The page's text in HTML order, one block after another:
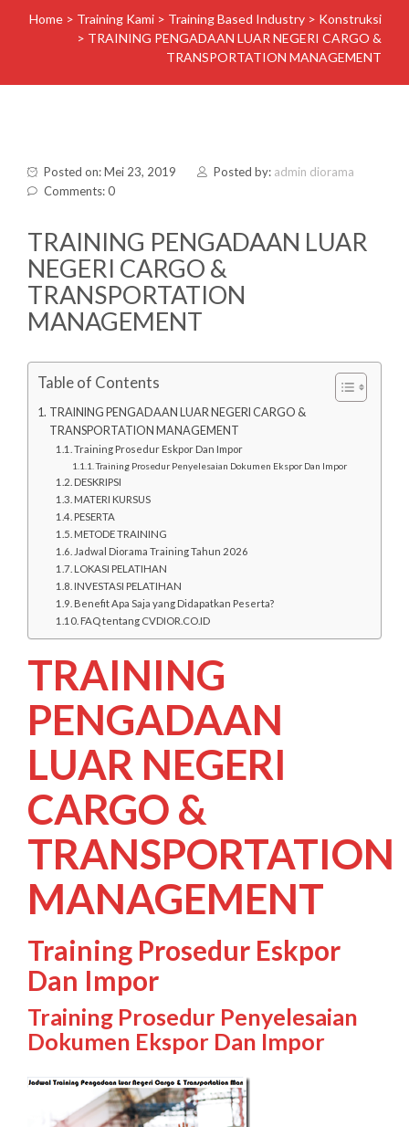
Home > Training Kami > Training Based Industry > Konstruksi
> TRAINING PENGADAAN LUAR NEGERI CARGO &
TRANSPORTATION MANAGEMENT
Posted on: Mei 23, 2019 Posted by: admin diorama
Comments: 0
TRAINING PENGADAAN LUAR
NEGERI CARGO &
TRANSPORTATION
MANAGEMENT
Table of Contents
TRAINING PENGADAAN LUAR NEGERI CARGO &
TRANSPORTATION MANAGEMENT
Training Prosedur Eskpor Dan Impor
Training Prosedur Penyelesaian Dokumen Ekspor Dan Impor
DESKRIPSI
MATERI KURSUS
PESERTA
METODE TRAINING
Jadwal Diorama Training Tahun 2026
LOKASI PELATIHAN
INVESTASI PELATIHAN
Benefit Apa Saja yang Didapatkan Peserta?
FAQ tentang CVDIOR.CO.ID
TRAINING
PENGADAAN
LUAR NEGERI
CARGO &
TRANSPORTATION
MANAGEMENT
Training Prosedur Eskpor
Dan Impor
Training Prosedur Penyelesaian
Dokumen Ekspor Dan Impor